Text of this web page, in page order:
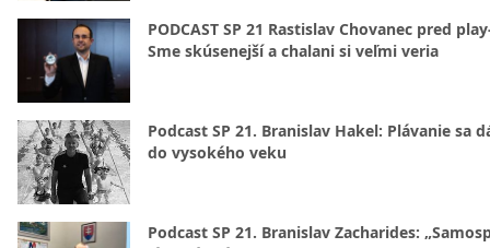
PODCAST SP 21 Rastislav Chovanec pred
Sme skúsenejší a chalani si veľmi veria
Podcast SP 21. Branislav Hakel: Plávanie sa
do vysokého veku
Podcast SP 21. Branislav Zacharides: